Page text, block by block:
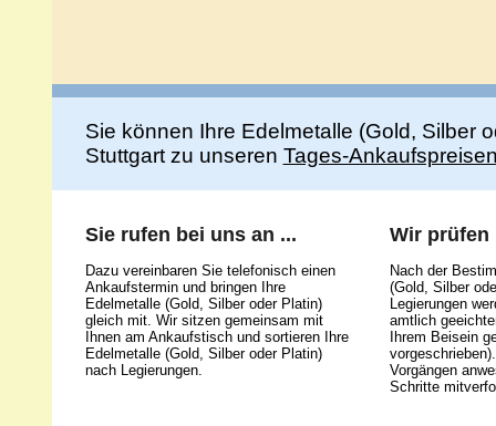
Sie können Ihre Edelmetalle (Gold, Silber
Stuttgart zu unseren Tages-
Sie rufen bei uns an ...
Dazu vereinbaren Sie telefonisch einen
Ankaufstermin und bringen Ihre
Edelmetalle (Gold, Silber oder Platin)
gleich mit. Wir sitzen gemeinsam mit
Ihnen am Ankaufstisch und sortieren Ihre
Edelmetalle (Gold, Silber oder Platin)
nach Legierungen.
Wir prüfen
Nach der
(Gold, Silber
Legierungen
amtlich
Ihrem Beisein
Vorgängen
Schritte